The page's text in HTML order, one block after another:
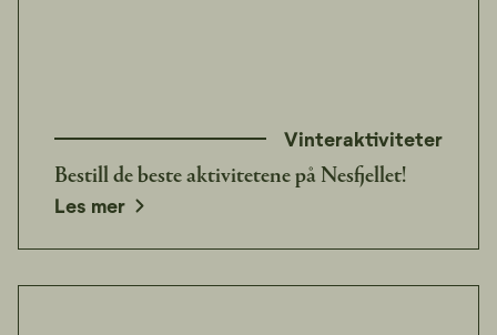
Vinteraktiviteter
Bestill de beste aktivitetene på Nesfjellet!
Les mer